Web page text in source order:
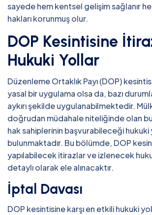
sayede hem kentsel gelişim sağlanır
hakları korunmuş olur.
DOP Kesintisine
Hukuki Yollar
Düzenleme Ortaklık Payı (DOP)
yasal bir uygulama olsa da, bazı
aykırı şekilde uygulanabilmektedir.
doğrudan müdahale niteliğinde olan
hak sahiplerinin başvurabileceği hukuki
bulunmaktadır. Bu bölümde, DOP
yapılabilecek itirazlar ve izlenecek
detaylı olarak ele alınacaktır.
İptal Davası
DOP kesintisine karşı en etkili hukuki